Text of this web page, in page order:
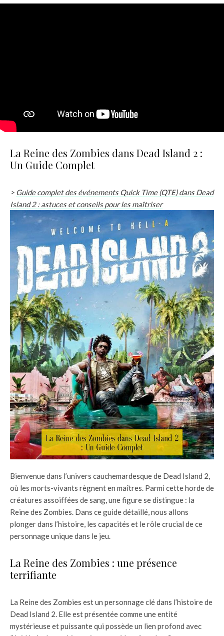
La Reine des Zombies dans Dead Island 2 :
Un Guide Complet
> Guide complet des événements Quick Time (QTE) dans Dead
Island 2 : astuces et conseils pour les maîtriser
Bienvenue dans l’univers cauchemardesque de Dead Island 2,
où les morts-vivants règnent en maîtres. Parmi cette horde de
créatures assoiffées de sang, une figure se distingue : la
Reine des Zombies. Dans ce guide détaillé, nous allons
plonger dans l’histoire, les capacités et le rôle crucial de ce
personnage unique dans le jeu.
La Reine des Zombies : une présence
terrifiante
La Reine des Zombies est un personnage clé dans l’histoire de
Dead Island 2. Elle est présentée comme une entité
mystérieuse et puissante qui possède un lien profond avec